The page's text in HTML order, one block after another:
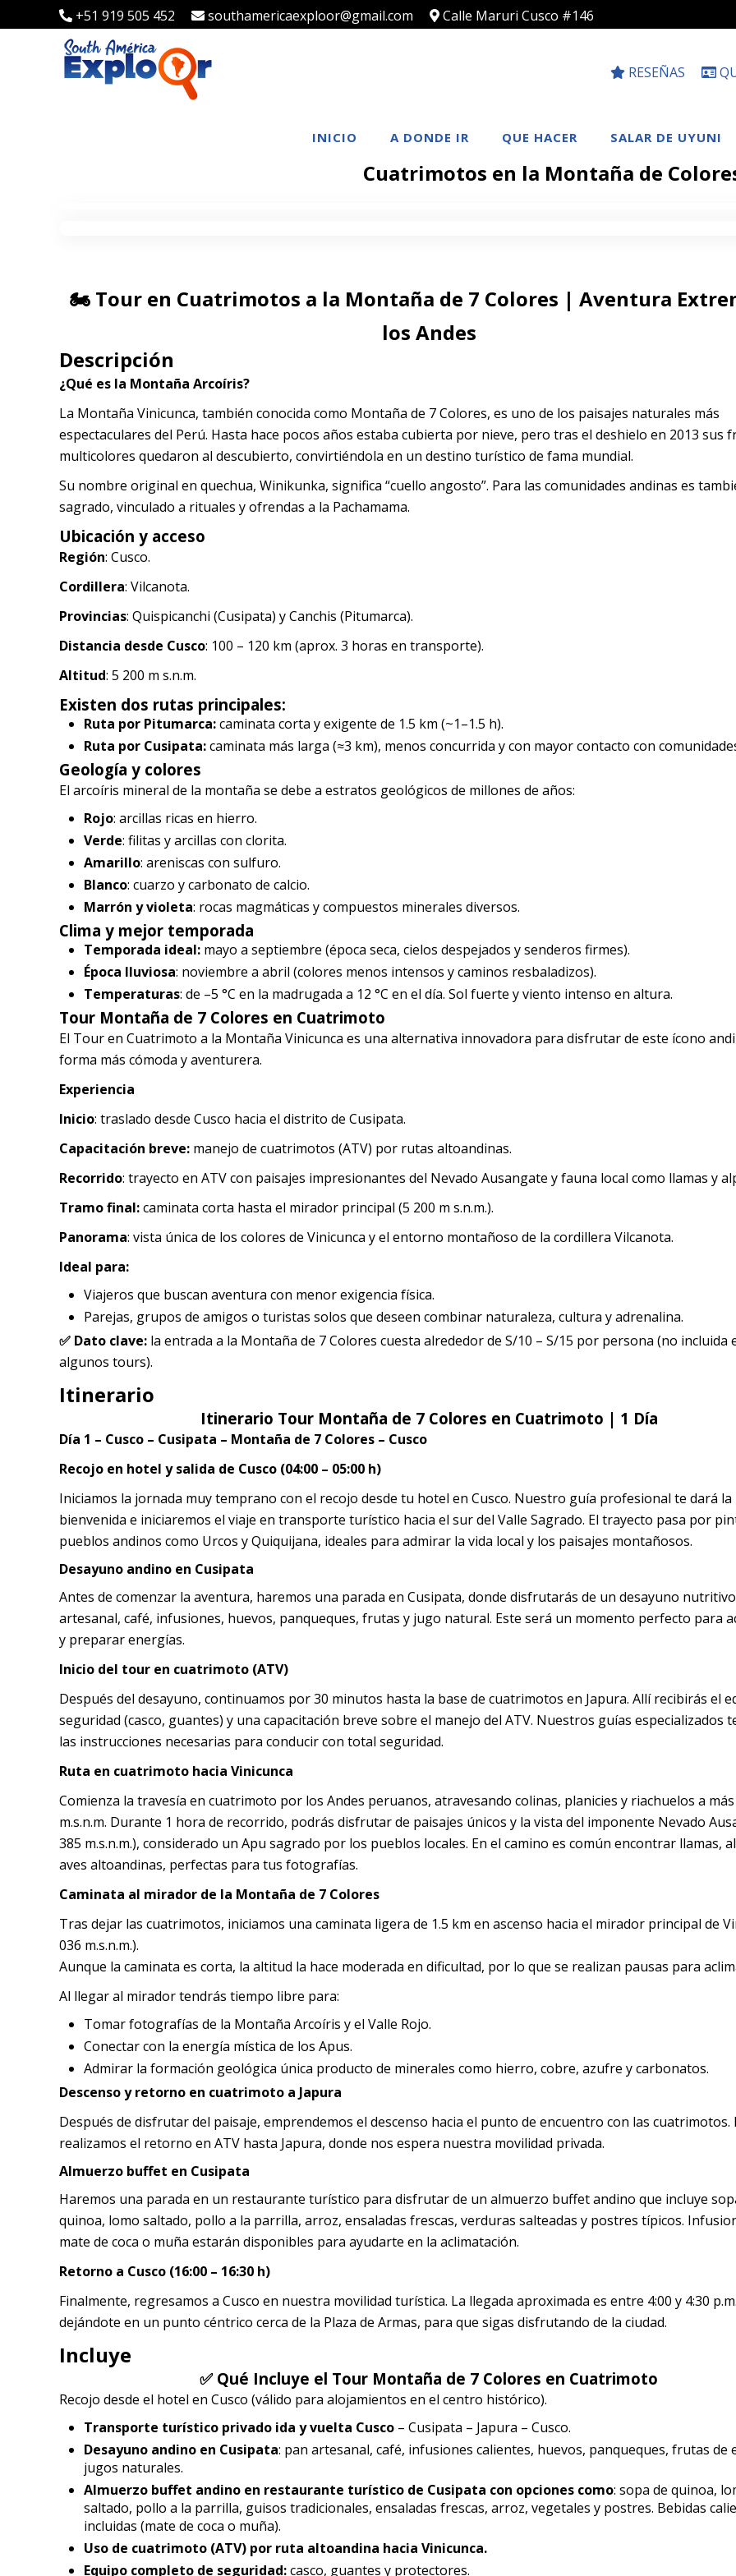
+51 919 505 452 southamericaexploor@gmail.com Calle Maruri Cusco #146
RESEÑAS
INICIO A DONDE IR QUE HACER SALAR DE UYUNI
Cuatrimotos en la Montaña de
🏍️ Tour en Cuatrimotos a la Montaña de 7 Colores | Aventura
los Andes
Descripción
¿Qué es la Montaña Arcoíris?
La Montaña Vinicunca, también conocida como Montaña de 7 Colores, es uno de los paisajes naturales más
espectaculares del Perú. Hasta hace pocos años estaba cubierta por nieve, pero tras el deshielo en 2013 sus
multicolores quedaron al descubierto, convirtiéndola en un destino turístico de fama mundial.
Su nombre original en quechua, Winikunka, significa “cuello angosto”. Para las comunidades andinas es
sagrado, vinculado a rituales y ofrendas a la Pachamama.
Ubicación y acceso
Región: Cusco.
Cordillera: Vilcanota.
Provincias: Quispicanchi (Cusipata) y Canchis (Pitumarca).
Distancia desde Cusco: 100 – 120 km (aprox. 3 horas en transporte).
Altitud: 5 200 m s.n.m.
Existen dos rutas principales:
Ruta por Pitumarca:caminata corta y exigente de 1.5 km (~1–1.5 h).
Ruta por Cusipata:caminata más larga (≈3 km), menos concurrida y con mayor contacto con
Geología y colores
El arcoíris mineral de la montaña se debe a estratos geológicos de millones de años:
Rojo: arcillas ricas en hierro.
Verde: filitas y arcillas con clorita.
Amarillo: areniscas con sulfuro.
Blanco: cuarzo y carbonato de calcio.
Marrón y violeta: rocas magmáticas y compuestos minerales diversos.
Clima y mejor temporada
Temporada ideal: mayo a septiembre (época seca, cielos despejados y senderos firmes).
Época lluviosa: noviembre a abril (colores menos intensos y caminos resbaladizos).
Temperaturas: de –5 °C en la madrugada a 12 °C en el día. Sol fuerte y viento intenso en altura.
Tour Montaña de 7 Colores en Cuatrimoto
El Tour en Cuatrimoto a la Montaña Vinicunca es una alternativa innovadora para disfrutar de este ícono
forma más cómoda y aventurera.
Experiencia
Inicio: traslado desde Cusco hacia el distrito de Cusipata.
Capacitación breve: manejo de cuatrimotos (ATV) por rutas altoandinas.
Recorrido: trayecto en ATV con paisajes impresionantes del Nevado Ausangate y fauna local como llamas y
Tramo final:caminata corta hasta el mirador principal (5 200 m s.n.m.).
Panorama: vista única de los colores de Vinicunca y el entorno montañoso de la cordillera Vilcanota.
Ideal para:
Viajeros que buscan aventura con menor exigencia física.
Parejas, grupos de amigos o turistas solos que deseen combinar naturaleza, cultura y adrenalina.
✅ Dato clave: la entrada a la Montaña de 7 Colores cuesta alrededor de S/10 – S/15 por persona (no incluida
algunos tours).
Itinerario
Itinerario Tour Montaña de 7 Colores en Cuatrimoto | 1 Día
Día 1 – Cusco – Cusipata – Montaña de 7 Colores – Cusco
Recojo en hotel y salida de Cusco (04:00 – 05:00 h)
Iniciamos la jornada muy temprano con el recojo desde tu hotel en Cusco. Nuestro guía profesional te dará la
bienvenida e iniciaremos el viaje en transporte turístico hacia el sur del Valle Sagrado. El trayecto pasa por
pueblos andinos como Urcos y Quiquijana, ideales para admirar la vida local y los paisajes montañosos.
Desayuno andino en Cusipata
Antes de comenzar la aventura, haremos una parada en Cusipata, donde disfrutarás de un desayuno
artesanal, café, infusiones, huevos, panqueques, frutas y jugo natural. Este será un momento perfecto para
y preparar energías.
Inicio del tour en cuatrimoto (ATV)
Después del desayuno, continuamos por 30 minutos hasta la base de cuatrimotos en Japura. Allí recibirás el
seguridad (casco, guantes) y una capacitación breve sobre el manejo del ATV. Nuestros guías especializados
las instrucciones necesarias para conducir con total seguridad.
Ruta en cuatrimoto hacia Vinicunca
Comienza la travesía en cuatrimoto por los Andes peruanos, atravesando colinas, planicies y riachuelos a más
m.s.n.m. Durante 1 hora de recorrido, podrás disfrutar de paisajes únicos y la vista del imponente Nevado
385 m.s.n.m.), considerado un Apu sagrado por los pueblos locales. En el camino es común encontrar llamas,
aves altoandinas, perfectas para tus fotografías.
Caminata al mirador de la Montaña de 7 Colores
Tras dejar las cuatrimotos, iniciamos una caminata ligera de 1.5 km en ascenso hacia el mirador principal de
036 m.s.n.m.).
Aunque la caminata es corta, la altitud la hace moderada en dificultad, por lo que se realizan pausas para
Al llegar al mirador tendrás tiempo libre para:
Tomar fotografías de la Montaña Arcoíris y el Valle Rojo.
Conectar con la energía mística de los Apus.
Admirar la formación geológica única producto de minerales como hierro, cobre, azufre y carbonatos.
Descenso y retorno en cuatrimoto a Japura
Después de disfrutar del paisaje, emprendemos el descenso hacia el punto de encuentro con las cuatrimotos.
realizamos el retorno en ATV hasta Japura, donde nos espera nuestra movilidad privada.
Almuerzo buffet en Cusipata
Haremos una parada en un restaurante turístico para disfrutar de un almuerzo buffet andino que incluye
quinoa, lomo saltado, pollo a la parrilla, arroz, ensaladas frescas, verduras salteadas y postres típicos.
mate de coca o muña estarán disponibles para ayudarte en la aclimatación.
Retorno a Cusco (16:00 – 16:30 h)
Finalmente, regresamos a Cusco en nuestra movilidad turística. La llegada aproximada es entre 4:00 y 4:30
dejándote en un punto céntrico cerca de la Plaza de Armas, para que sigas disfrutando de la ciudad.
Incluye
✅ Qué Incluye el Tour Montaña de 7 Colores en Cuatrimoto
Recojo desde el hotel en Cusco (válido para alojamientos en el centro histórico).
Transporte turístico privado ida y vuelta Cusco – Cusipata – Japura – Cusco.
Desayuno andino en Cusipata: pan artesanal, café, infusiones calientes, huevos, panqueques, frutas de
jugos naturales.
Almuerzo buffet andino en restaurante turístico de Cusipata con opciones como: sopa de quinoa,
saltado, pollo a la parrilla, guisos tradicionales, ensaladas frescas, arroz, vegetales y postres. Bebidas
incluidas (mate de coca o muña).
Uso de cuatrimoto (ATV) por ruta altoandina hacia Vinicunca.
Equipo completo de seguridad:casco, guantes y protectores.